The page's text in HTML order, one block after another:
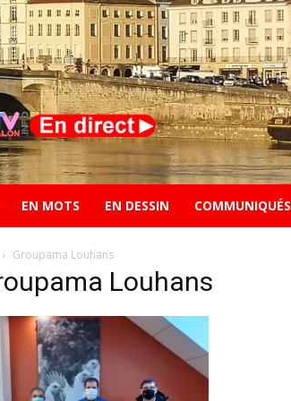
EN MOTS EN DESSIN COMMUNIQUÉS
Groupama Louhans
Louhans